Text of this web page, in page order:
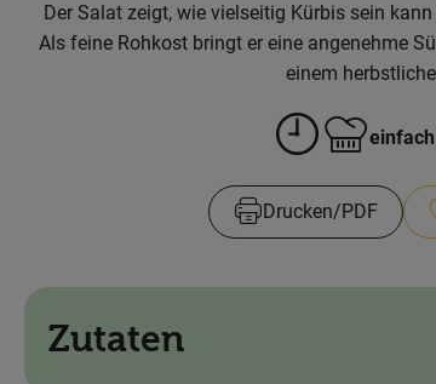
Der Salat zeigt, wie vielseitig Kürbis sein
Als feine Rohkost bringt er eine angenehme
einem
Zubreitungszeit:
Schwierigkeit:
einfach
Drucken​/​PDF
Zutaten